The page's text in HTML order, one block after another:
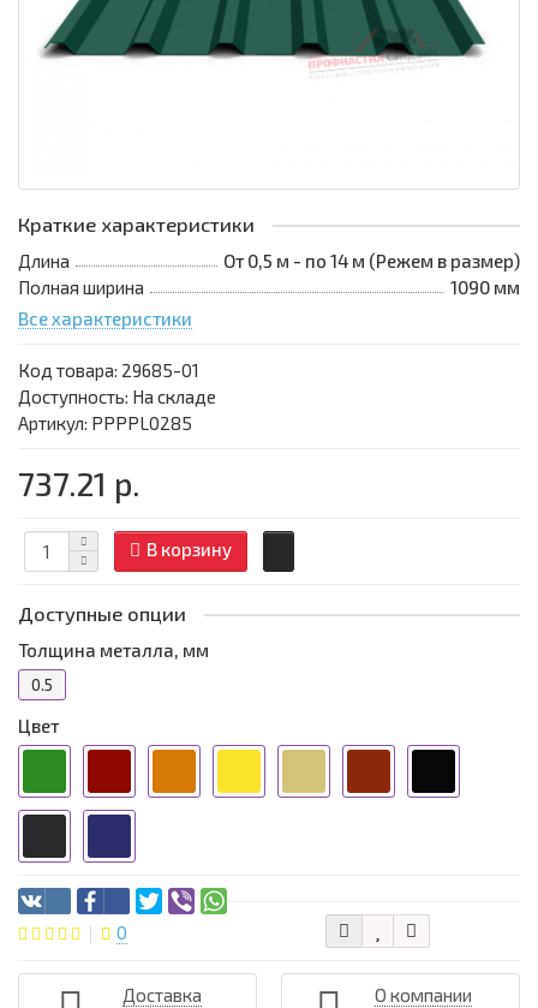
Краткие характеристики
Длина
От 0,5 м - по 14 м (Режем в размер)
Полная ширина
1090 мм
Все характеристики
Код товара: 29685-01
Доступность: На складе
Артикул: PPPPL0285
737.21 р.
В корзину
Доступные опции
Толщина металла, мм
0.5
Цвет
0
Доставка О компании